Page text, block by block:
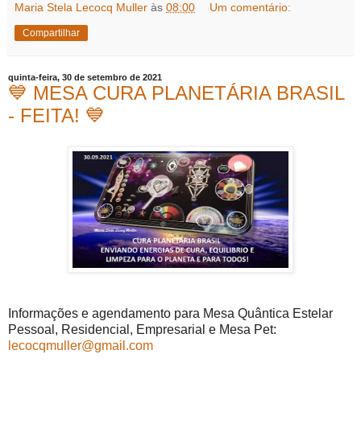
Maria Stela Lecocq Muller às 08:00 Um comentário:
Compartilhar
quinta-feira, 30 de setembro de 2021
💙 MESA CURA PLANETÁRIA BRASIL
- FEITA! 💙
Informações e agendamento para Mesa Quântica Estelar
Pessoal, Residencial, Empresarial e Mesa Pet:
lecocqmuller@gmail.com